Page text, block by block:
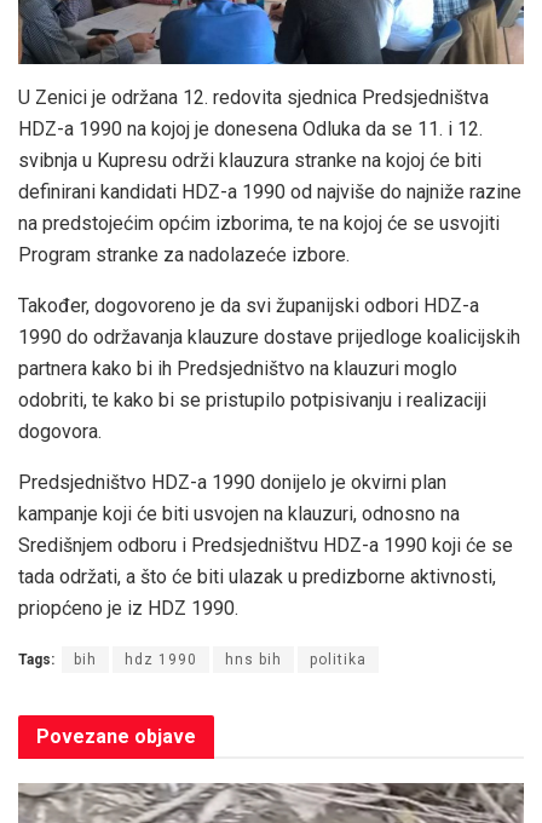
U Zenici je održana 12. redovita sjednica Predsjedništva
HDZ-a 1990 na kojoj je donesena Odluka da se 11. i 12.
svibnja u Kupresu održi klauzura stranke na kojoj će biti
definirani kandidati HDZ-a 1990 od najviše do najniže razine
na predstojećim općim izborima, te na kojoj će se usvojiti
Program stranke za nadolazeće izbore.
Također, dogovoreno je da svi županijski odbori HDZ-a
1990 do održavanja klauzure dostave prijedloge koalicijskih
partnera kako bi ih Predsjedništvo na klauzuri moglo
odobriti, te kako bi se pristupilo potpisivanju i realizaciji
dogovora.
Predsjedništvo HDZ-a 1990 donijelo je okvirni plan
kampanje koji će biti usvojen na klauzuri, odnosno na
Središnjem odboru i Predsjedništvu HDZ-a 1990 koji će se
tada održati, a što će biti ulazak u predizborne aktivnosti,
priopćeno je iz HDZ 1990.
Tags: bih hdz 1990 hns bih politika
Povezane objave